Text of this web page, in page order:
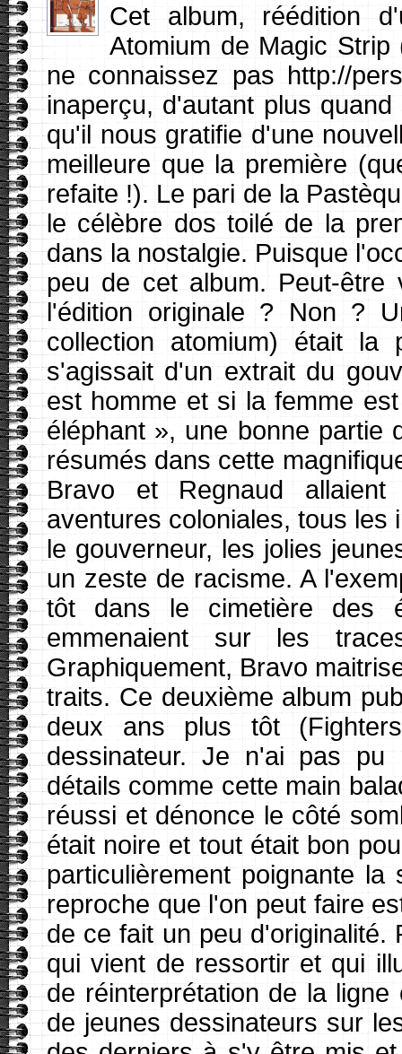
Cet album, réédition
Atomium de Magic
ne connaissez pas http://
inaperçu, d'autant plus
qu'il nous gratifie d'une
meilleure que la première
refaite !). Le pari de la
le célèbre dos toilé de la
dans la nostalgie. Puisque
peu de cet album. Peut-être
l'édition originale ? Non ?
collection atomium) était
s'agissait d'un extrait du
est homme et si la femme
éléphant », une bonne partie
résumés dans cette
Bravo et Regnaud
aventures coloniales, tous les
le gouverneur, les jolies
un zeste de racisme. A
tôt dans le cimetière des
emmenaient sur les
Graphiquement, Bravo
traits. Ce deuxième album
deux ans plus tôt
dessinateur. Je n'ai pas
détails comme cette main
réussi et dénonce le côté
était noire et tout était bon
particulièrement poignante
reproche que l'on peut faire
de ce fait un peu d'originalité.
qui vient de ressortir et qui
de réinterprétation de la
de jeunes dessinateurs sur